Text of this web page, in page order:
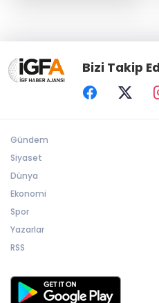
Bizi Takip
Gündem
Siyaset
Dünya
Ekonomi
Spor
Yazarlar
RSS